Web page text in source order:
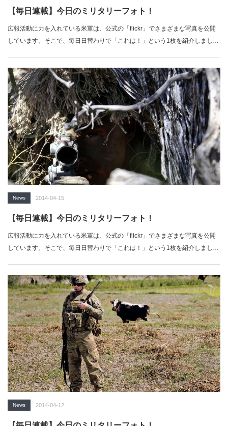
【毎日連載】今日のミリタリーフォト！
広報活動に力を入れている米軍は、公式の「flickr」でさまざまな写真を公開
しています。そこで、毎日日替わりで「これは！」という1枚を紹介しましょ
News 2014-04-15
【毎日連載】今日のミリタリーフォト！
広報活動に力を入れている米軍は、公式の「flickr」でさまざまな写真を公開
しています。そこで、毎日日替わりで「これは！」という1枚を紹介しまし
News 2014-04-12